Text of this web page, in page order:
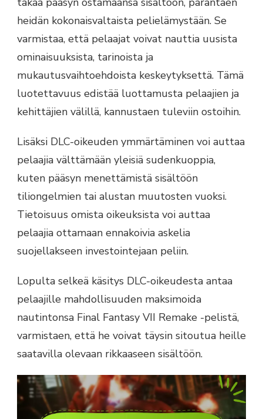
heidän kokonaisvaltaista pelielämystään. Se
varmistaa, että pelaajat voivat nauttia uusista
ominaisuuksista, tarinoista ja
mukautusvaihtoehdoista keskeytyksettä. Tämä
luotettavuus edistää luottamusta pelaajien ja
kehittäjien välillä, kannustaen tuleviin ostoihin.
Lisäksi DLC-oikeuden ymmärtäminen voi auttaa
pelaajia välttämään yleisiä sudenkuoppia,
kuten pääsyn menettämistä sisältöön
tiliongelmien tai alustan muutosten vuoksi.
Tietoisuus omista oikeuksista voi auttaa
pelaajia ottamaan ennakoivia askelia
suojellakseen investointejaan peliin.
Lopulta selkeä käsitys DLC-oikeudesta antaa
pelaajille mahdollisuuden maksimoida
nautintonsa Final Fantasy VII Remake -pelistä,
varmistaen, että he voivat täysin sitoutua heille
saatavilla olevaan rikkaaseen sisältöön.